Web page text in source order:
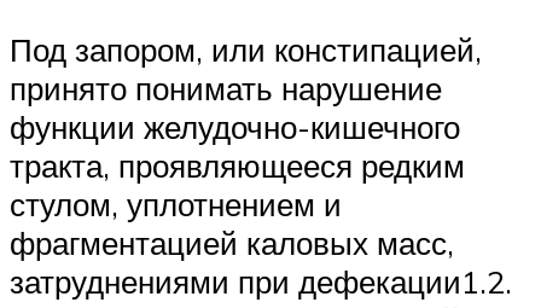
Под запором, или констипацией,
принято понимать нарушение
функции желудочно-кишечного
тракта, проявляющееся редким
стулом, уплотнением и
фрагментацией каловых масс,
затруднениями при дефекации1.2.